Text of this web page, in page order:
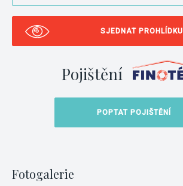
SJEDNAT PROHLÍDKU
Pojištění
POPTAT POJIŠTĚNÍ
Fotogalerie